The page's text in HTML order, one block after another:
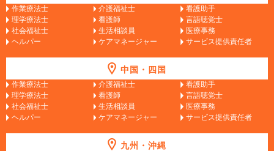
作業療法士 介護福祉士
看護助手
理学療法士
看護師
言語聴覚士
社会福祉士
生活相談員
医療事務
ヘルパー
ケアマネージャー サービス提供責任者
中国・四国
作業療法士 介護福祉士
看護助手
理学療法士
看護師
言語聴覚士
社会福祉士
生活相談員
医療事務
ヘルパー
ケアマネージャー サービス提供責任者
九州・沖縄